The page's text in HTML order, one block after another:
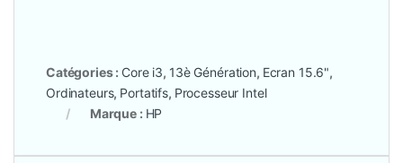
Catégories : Core i3, 13è Génération, Ecran 15.6",
Ordinateurs, Portatifs, Processeur Intel
Marque : HP